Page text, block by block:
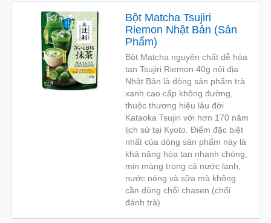
Bột Matcha Tsujiri
Riemon Nhật Bản (Sản
Phẩm)
Bột Matcha nguyên chất dễ hòa
tan Tsujiri Riemon 40g nội địa
Nhật Bản là dòng sản phẩm trà
xanh cao cấp không đường,
thuộc thương hiệu lâu đời
Kataoka Tsujiri với hơn 170 năm
lịch sử tại Kyoto. Điểm đặc biệt
nhất của dòng sản phẩm này là
khả năng hòa tan nhanh chóng,
mịn màng trong cả nước lạnh,
nước nóng và sữa mà không
cần dùng chổi chasen (chổi
đánh trà).